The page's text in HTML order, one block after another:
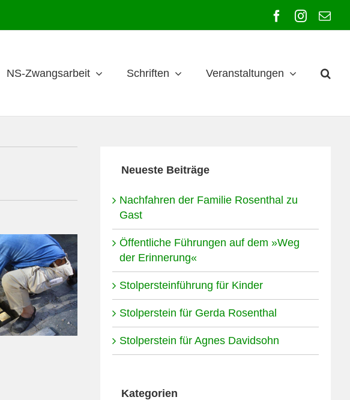
FacebookE-
NS-Zwangsarbeit Schriften Veranstaltungen
Neueste Beiträge
Nachfahren der Familie Rosenthal zu
Gast
Öffentliche Führungen auf dem »Weg
der Erinnerung«
Stolpersteinführung für Kinder
Stolperstein für Gerda Rosenthal
Stolperstein für Agnes Davidsohn
Kategorien